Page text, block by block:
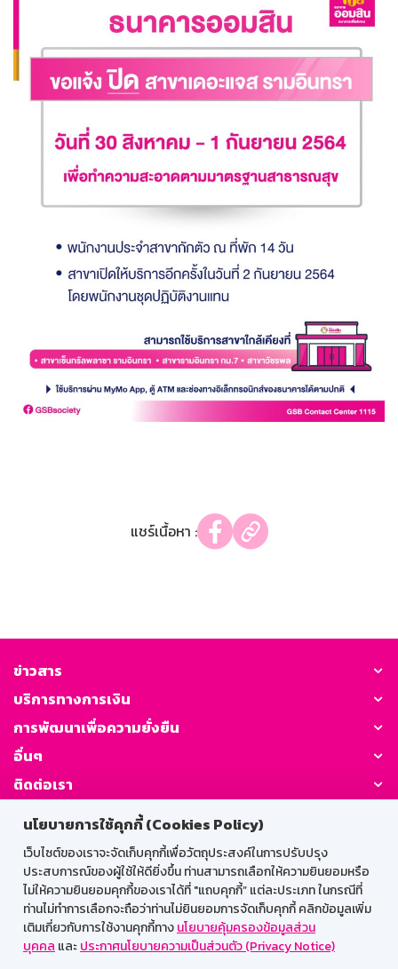
นโยบายการใช้คุกกี้ (Cookies Policy)
เว็บไซต์ของเราจะจัดเก็บคุกกี้เพื่อวัตถุประสงค์ในการปรับปรุง
ประสบการณ์ของผู้ใช้ให้ดียิ่งขึ้น ท่านสามารถเลือกให้ความยินยอมหรือ
ไม่ให้ความยินยอมคุกกี้ของเราได้ที่ "แถบคุกกี้” แต่ละประเภท ในกรณีที่
ท่านไม่ทำการเลือกจะถือว่าท่านไม่ยินยอมการจัดเก็บคุกกี้ คลิกข้อมูลเพิ่ม
เติมเกี่ยวกับการใช้งานคุกกี้ทางนโยบายคุ้มครองข้อมูลส่วน
บุคคล และประกาศนโยบายความเป็นส่วนตัว (Privacy Notice)
แชร์เนื้อหา :
ข่าวสาร
บริการทางการเงิน
การพัฒนาเพื่อความยั่งยืน
อื่นๆ
ติดต่อเรา
GSB Society:
สำหรับพนักงาน
Web HR
GSB Wisdom
M-Search